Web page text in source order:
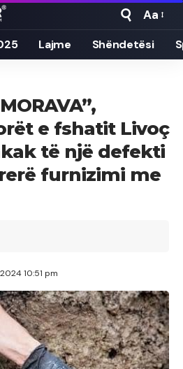
Font
Resizer
Aa
Lajme Shëndetësi
e fshatit Livoç
të një defekti
furnizimi me
10:51 pm